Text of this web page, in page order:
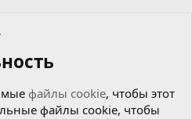
файлы cookie, чтобы этот
файлы cookie, чтобы